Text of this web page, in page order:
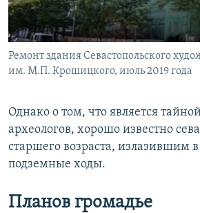
Ремонт здания Севастопольского
им. М.П. Крошицкого, июль 2019 года
Однако о том, что является
археологов, хорошо известно
старшего возраста, излазившим
подземные ходы.
Планов громадье